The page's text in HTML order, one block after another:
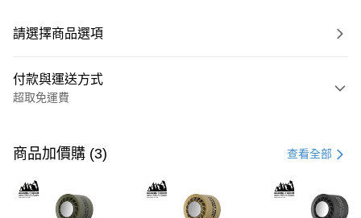
請選擇商品選項
付款與運送方式
超取免運費
信用卡一次付款
LINE Pay
Apple Pay
商品加價購 (3) 查看全部